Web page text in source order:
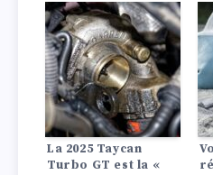
le
La 2025 Taycan
Turbo GT est la «